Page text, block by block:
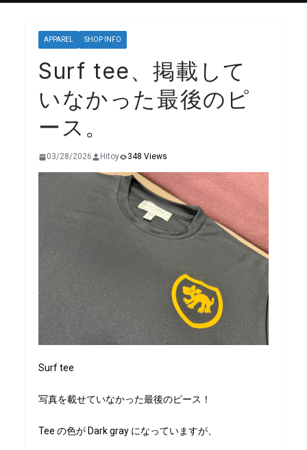
APPAREL SHOP INFO
Surf tee、掲載して
いなかった最後のピ
ース。
03/28/2026 Hitoy 348 Views
Surf tee
写真を載せていなかった最後のピース！
Tee の色が Dark gray になっていますが、